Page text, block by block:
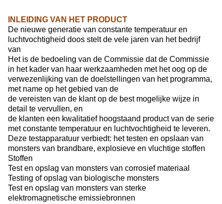
INLEIDING VAN HET PRODUCT
De nieuwe generatie van constante temperatuur en
luchtvochtigheid doos stelt de vele jaren van het bedrijf
van
Het is de bedoeling van de Commissie dat de Commissie
in het kader van haar werkzaamheden met het oog op de
verwezenlijking van de doelstellingen van het programma,
met name op het gebied van de
de vereisten van de klant op de best mogelijke wijze in
detail te vervullen, en
de klanten een kwalitatief hoogstaand product van de serie
met constante temperatuur en luchtvochtigheid te leveren.
Deze testapparatuur verbiedt: het testen en opslaan van
monsters van brandbare, explosieve en vluchtige stoffen
Stoffen
Test en opslag van monsters van corrosief materiaal
Testing of opslag van biologische monsters
Test en opslag van monsters van sterke
elektromagnetische emissiebronnen